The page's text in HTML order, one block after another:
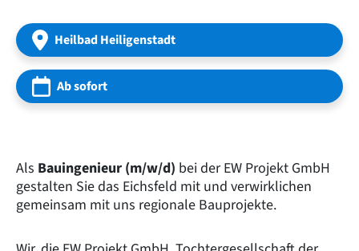
Heilbad Heiligenstadt
Ab sofort
Als Bauingenieur (m/w/d) bei der EW Projekt GmbH
gestalten Sie das Eichsfeld mit und verwirklichen
gemeinsam mit uns regionale Bauprojekte.